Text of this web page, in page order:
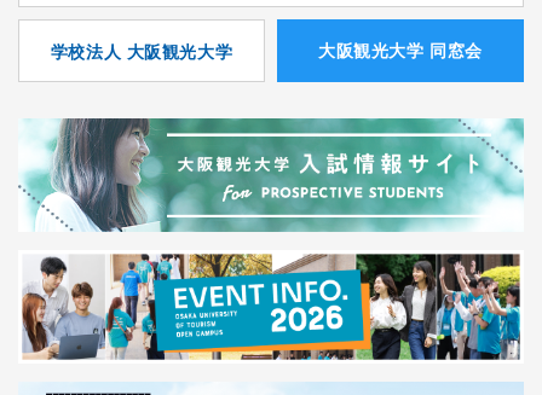
学校法人 大阪観光大学 ⼤阪観光⼤学 同窓会